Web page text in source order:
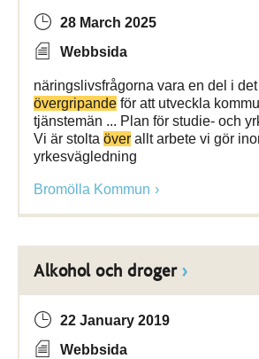
28 March 2025
Webbsida
näringslivsfrågorna vara en del i
övergripande för att utveckla
tjänstemän ... Plan för studie- och
Vi är stolta över allt arbete vi gör
yrkesvägledning
Bromölla Kommun
Alkohol och droger
22 January 2019
Webbsida